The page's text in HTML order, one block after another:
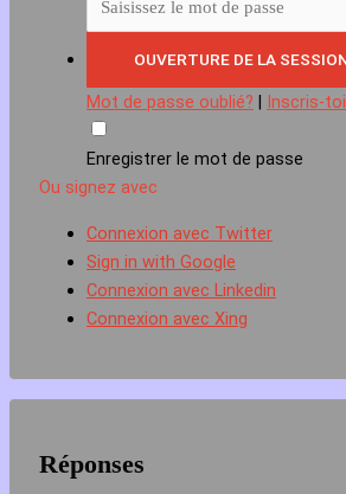
Mot de passe oublié? | Inscris-toi
Enregistrer le mot de passe
Ou signez avec
Connexion avec Twitter
Sign in with Google
Connexion avec Linkedin
Connexion avec Xing
Réponses